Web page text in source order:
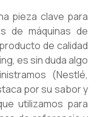
pieza clave para
de máquinas de
de calidad
es sin duda algo
(Nestlé,
por su sabor y
utilizamos para